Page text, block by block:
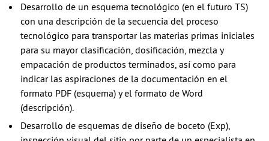
Desarrollo de un esquema tecnológico (en el futuro TS)
con una descripción de la secuencia del proceso
tecnológico para transportar las materias primas iniciales
para su mayor clasificación, dosificación, mezcla y
empacación de productos terminados, así como para
indicar las aspiraciones de la documentación en el
formato PDF (esquema) y el formato de Word
(descripción).
Desarrollo de esquemas de diseño de boceto (Exp),